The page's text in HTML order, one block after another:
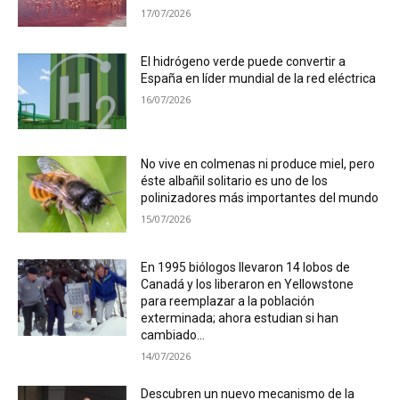
17/07/2026
El hidrógeno verde puede convertir a
España en líder mundial de la red eléctrica
16/07/2026
No vive en colmenas ni produce miel, pero
éste albañil solitario es uno de los
polinizadores más importantes del mundo
15/07/2026
En 1995 biólogos llevaron 14 lobos de
Canadá y los liberaron en Yellowstone
para reemplazar a la población
exterminada; ahora estudian si han
cambiado...
14/07/2026
Descubren un nuevo mecanismo de la